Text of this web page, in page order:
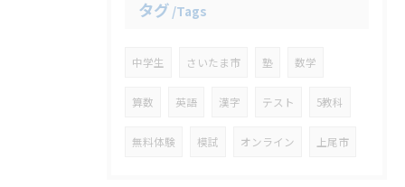
タグ Tags
中学生 さいたま市 塾 数学
算数 英語 漢字 テスト 5教科
無料体験 模試 オンライン 上尾市